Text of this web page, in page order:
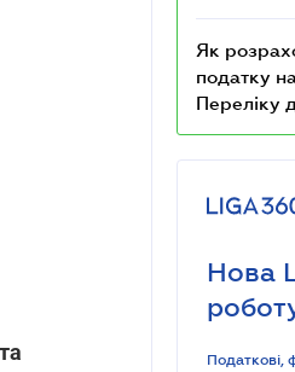
Як
податку
Переліку
Нова
Податкові,